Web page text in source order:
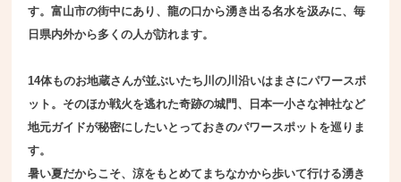
す。富山市の街中にあり、龍の口から湧き出る名水を汲みに、毎
日県内外から多くの人が訪れます。
14体ものお地蔵さんが並ぶいたち川の川沿いはまさにパワースポ
ット。そのほか戦火を逃れた奇跡の城門、日本一小さな神社など
地元ガイドが秘密にしたいとっておきのパワースポットを巡りま
す。
暑い夏だからこそ、涼をもとめてまちなかから歩いて行ける湧き